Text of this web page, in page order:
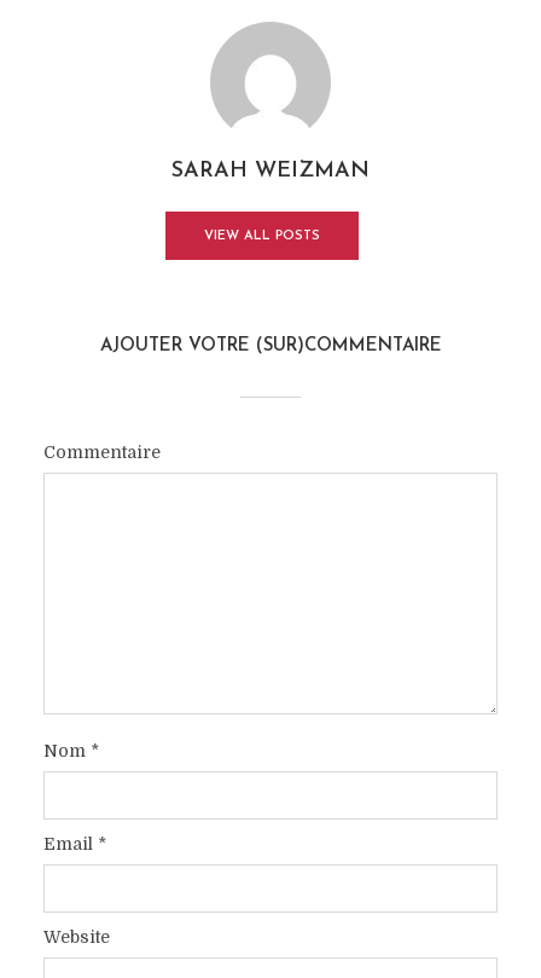
SARAH WEIZMAN
VIEW ALL POSTS
AJOUTER VOTRE (SUR)COMMENTAIRE
Commentaire
Nom *
Email *
Website